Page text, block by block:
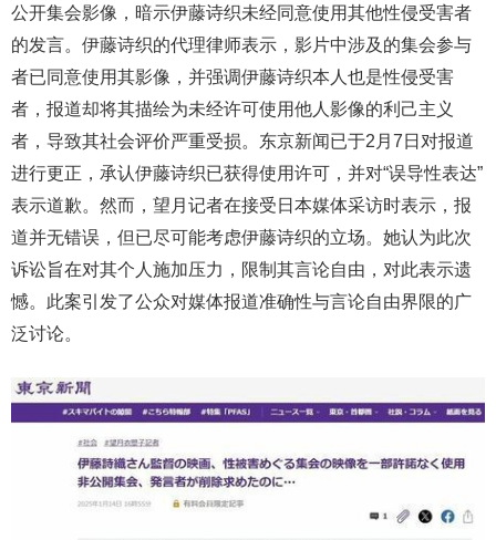
公开集会影像，暗示伊藤诗织未经同意使用其他性侵受害者
的发言。伊藤诗织的代理律师表示，影片中涉及的集会参与
者已同意使用其影像，并强调伊藤诗织本人也是性侵受害
者，报道却将其描绘为未经许可使用他人影像的利己主义
者，导致其社会评价严重受损。东京新闻已于2月7日对报道
进行更正，承认伊藤诗织已获得使用许可，并对“误导性表达”
表示道歉。然而，望月记者在接受日本媒体采访时表示，报
道并无错误，但已尽可能考虑伊藤诗织的立场。她认为此次
诉讼旨在对其个人施加压力，限制其言论自由，对此表示遗
憾。此案引发了公众对媒体报道准确性与言论自由界限的广
泛讨论。